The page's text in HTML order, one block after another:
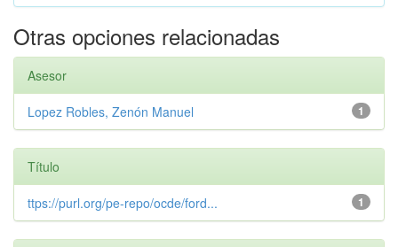
Otras opciones relacionadas
Asesor
1
Lopez Robles, Zenón Manuel
Título
1
ttps://purl.org/pe-repo/ocde/ford...